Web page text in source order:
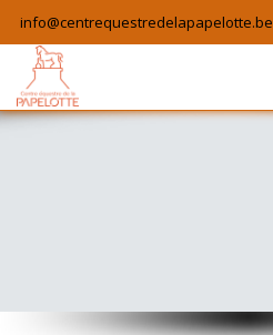
info@centrequestredelapapelotte.be